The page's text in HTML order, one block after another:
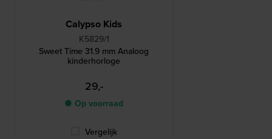
Calypso Kids
K5829/1
Sweet Time 31.9 mm Analoog
kinderhorloge
29,-
● Op voorraad
Vergelijk